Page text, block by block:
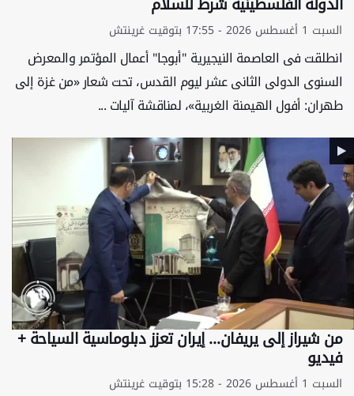
السبت 1 أغسطس 2026 - 17:55 بتوقيت غرينتش
انطلقت فی العاصمة النیجیریة "أبوجا" أعمال المؤتمر والمعرض
السنوی الدولی الثانی عشر لیوم القدس، تحت شعار «من غزة إلی
طهران: أفول الهیمنة الغربیة»، لمناقشة آلیات ...
من شیراز إلی یريفان… إیران تعزز دبلوماسیة السیاحة +
فيديو
السبت 1 أغسطس 2026 - 15:28 بتوقيت غرينتش